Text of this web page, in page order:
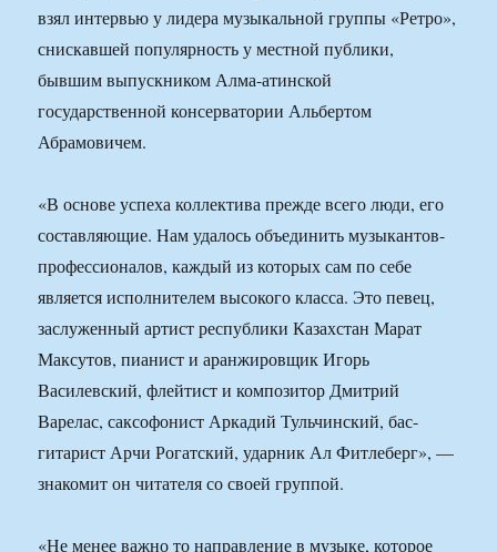
взял интервью у лидера музыкальной группы «Ретро»,
снискавшей популярность у местной публики,
бывшим выпускником Алма-атинской
государственной консерватории Альбертом
Абрамовичем.
«В основе успеха коллектива прежде всего люди, его
составляющие. Нам удалось объединить музыкантов-
профессионалов, каждый из которых сам по себе
является исполнителем высокого класса. Это певец,
заслуженный артист республики Казахстан Марат
Максутов, пианист и аранжировщик Игорь
Василевский, флейтист и композитор Дмитрий
Варелас, саксофонист Аркадий Тульчинский, бас-
гитарист Арчи Рогатский, ударник Ал Фитлеберг», —
знакомит он читателя со своей группой.
«Не менее важно то направление в музыке, которое